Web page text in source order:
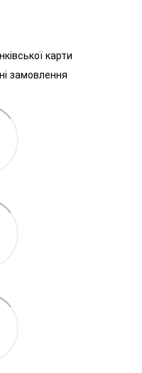
карти
замовлення